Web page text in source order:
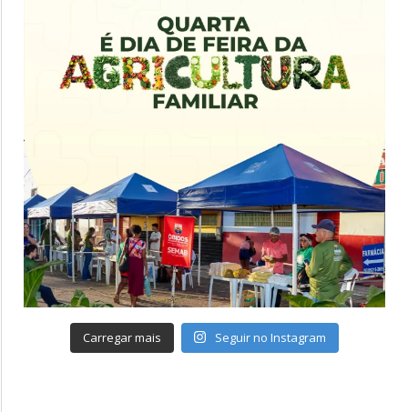
Carregar mais Seguir no Instagram